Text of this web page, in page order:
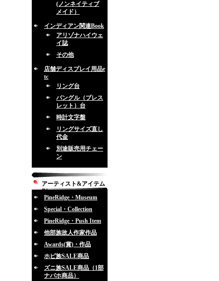
(ノンネイティブ
メイド）
インディアン関連Book
アリゾナハイウェ
イ誌
その他
店舗ディスプレイ用品e
tc
リング台
バングル（ブレス
レット）台
時計文字盤
リングサイズ直し
代金
別途販売用チェー
ン
アーティスト&アイテム
別
PineRidge・Museum
Special・Collection
PineRidge・Push Item
他部族故人作家作品
Awards(賞)・作品
ホピ族SALE商品
ズニ族SALE商品（1部
ナバホ商品）